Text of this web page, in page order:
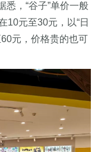
悉，“谷子”单价一般
10元至30元，以“日
60元，价格贵的也可